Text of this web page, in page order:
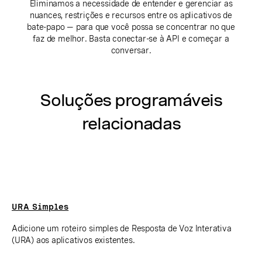
Eliminamos a necessidade de entender e gerenciar as
nuances, restrições e recursos entre os aplicativos de
bate-papo — para que você possa se concentrar no que
faz de melhor. Basta conectar-se à API e começar a
conversar.
Soluções programáveis
relacionadas
URA Simples
Adicione um roteiro simples de Resposta de Voz Interativa
(URA) aos aplicativos existentes.